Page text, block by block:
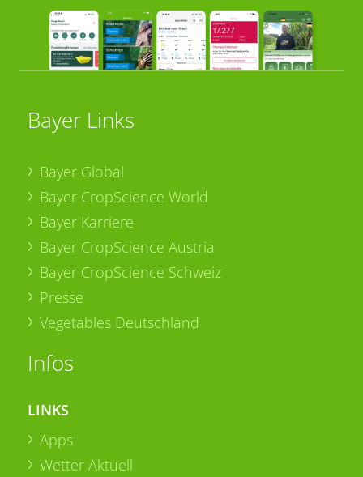
Bayer Links
Bayer Global
Bayer CropScience World
Bayer Karriere
Bayer CropScience Austria
Bayer CropScience Schweiz
Presse
Vegetables Deutschland
Infos
LINKS
Apps
Wetter Aktuell